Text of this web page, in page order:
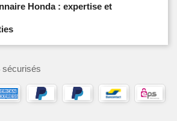
Honda : expertise et
sécurisés